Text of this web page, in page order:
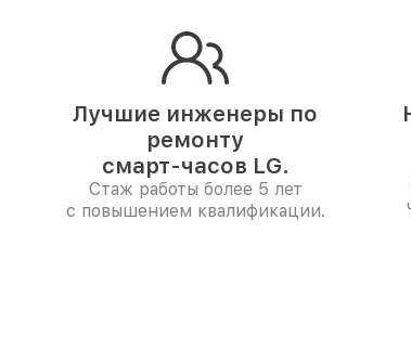
Лучшие инженеры по
ремонту
смарт-часов LG.
Стаж работы более 5 лет
с повышением квалификации.